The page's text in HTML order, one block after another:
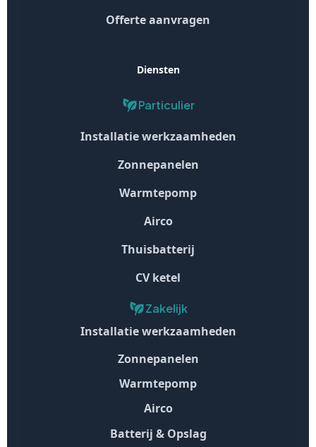
Offerte aanvragen
Diensten
Particulier
Installatie werkzaamheden
Zonnepanelen
Warmtepomp
Airco
Thuisbatterij
CV ketel
Zakelijk
Installatie werkzaamheden
Zonnepanelen
Warmtepomp
Airco
Batterij & Opslag